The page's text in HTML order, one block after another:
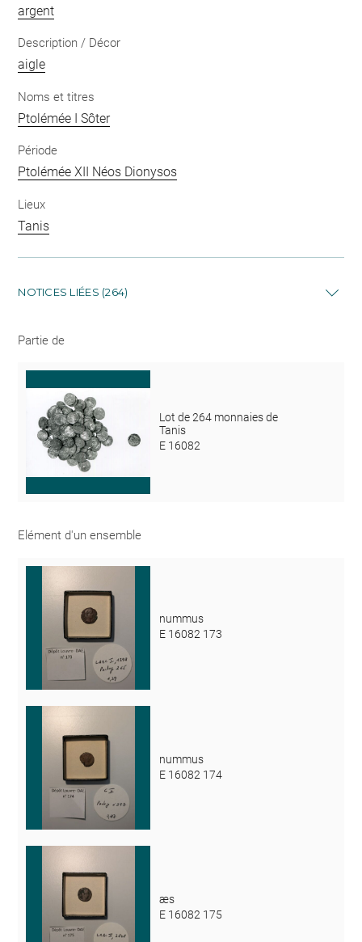
argent
Description / Décor
aigle
Noms et titres
Ptolémée I Sôter
Période
Ptolémée XII Néos Dionysos
Lieux
Tanis
NOTICES LIÉES (264)
Partie de
Lot de 264 monnaies de
Tanis
E 16082
Elément d'un ensemble
nummus
E 16082 173
nummus
E 16082 174
æs
E 16082 175